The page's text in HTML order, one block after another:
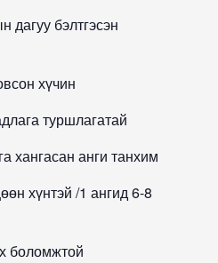
дагуу бэлтгэсэн
хүчин
туршлагатай
хангасан анги танхим
хүнтэй /1 ангид 6-8
боломжтой